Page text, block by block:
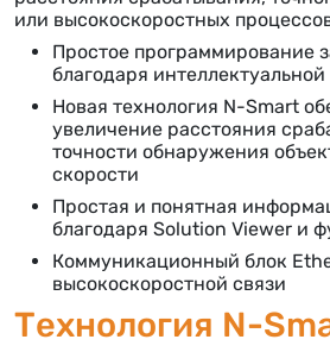
или высокоскоростных
Простое программирование
благодаря
Новая технология N-Smart
увеличение расстояния
точности обнаружения
скорости
Простая и понятная
благодаря Solution Viewer и
Коммуникационный блок
высокоскоростной связи
Технология N-